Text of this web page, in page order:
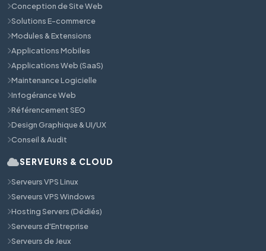
Conception de Site Web
Solutions E-commerce
Modules & Extensions
Applications Mobiles
Applications Web (SaaS)
Maintenance Logicielle
Infogérance Web
Référencement SEO
Design Graphique & UI/UX
Conseil & Audit
SERVEURS & CLOUD
Serveurs VPS Linux
Serveurs VPS Windows
Hosting Servers (Dédiés)
Serveurs d'Entreprise
Serveurs de Jeux